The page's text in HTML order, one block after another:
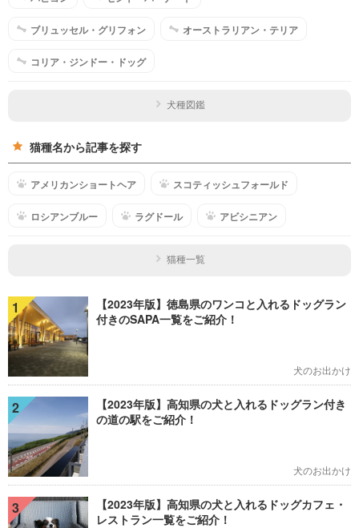
ブリュッセル・グリフォン オーストラリアン・テリア
コリア・ジンドー・ドッグ
犬種図鑑
猫種名から記事を探す
アメリカンショートヘア スコティッシュフォールド
ロシアンブルー ラグドール アビシニアン
猫種一覧
1
【2023年版】徳島県のワンコと入れるドッグラン
付きのSAPA一覧をご紹介！
犬のお出かけ
2
【2023年版】高知県の犬と入れるドッグラン付き
の道の駅をご紹介！
犬のお出かけ
3
【2023年版】高知県の犬と入れるドッグカフェ・
レストラン一覧をご紹介！